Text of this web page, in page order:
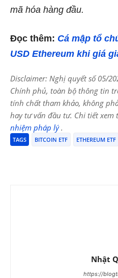
mã hóa hàng đầu.
Đọc thêm: Cá mập tổ
USD Ethereum khi giá
Disclaimer: Nghị quyết số 05/
Chính phủ, toàn bộ thông tin
tính chất tham khảo, không
hay tư vấn đầu tư. Chi tiết xem
nhiệm pháp lý.
TAGS BITCOIN ETF ETHEREUM ETF
Nhật
https://